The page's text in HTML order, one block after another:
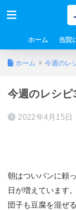
ホーム 当院
ホーム 今週のレ
今週のレシピ
2022年4月15日
朝はついパンに頼
日が増えています。
団子も豆腐を混ぜ